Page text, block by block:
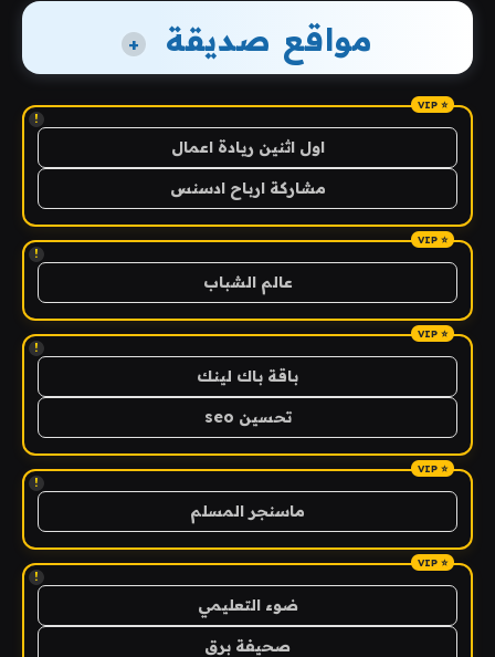
مواقع صديقة +
!
اول اثنين ريادة اعمال
مشاركة ارباح ادسنس
!
عالم الشباب
!
باقة باك لينك
تحسين seo
!
ماسنجر المسلم
!
ضوء التعليمي
صحيفة برق